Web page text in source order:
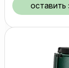
оставить